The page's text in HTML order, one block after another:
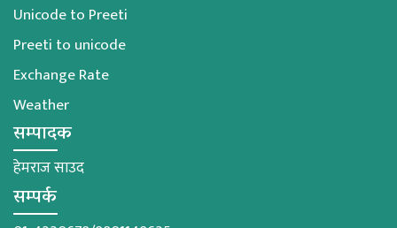
Unicode to Preeti
Preeti to unicode
Exchange Rate
Weather
सम्पादक
हेमराज साउद
सम्पर्क